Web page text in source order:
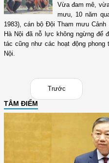
Vừa đam mê,
mưu, 10 năm
1983), cán bộ Đội Tham mưu
Hà Nội đã nỗ lực không ngừng để
tác cũng như các hoạt động
Nội.
Trước
TÂM ĐIỂM